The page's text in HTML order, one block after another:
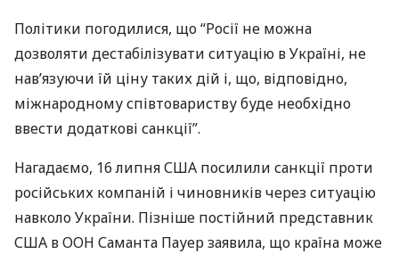
Політики погодилися, що “Росії не можна
дозволяти дестабілізувати ситуацію в Україні, не
нав’язуючи їй ціну таких дій і, що, відповідно,
міжнародному співтовариству буде необхідно
ввести додаткові санкції”.
Нагадаємо, 16 липняСША посилили санкції проти
російських компаній і чиновників через ситуацію
навколо України. Пізніше постійний представник
США вООН Саманта Пауер заявила, що країна може